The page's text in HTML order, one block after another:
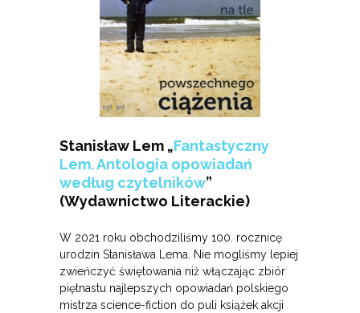
Stanisław Lem „Fantastyczny
Lem. Antologia opowiadań
według czytelników”
(Wydawnictwo Literackie)
W 2021 roku obchodziliśmy 100. rocznicę
urodzin Stanisława Lema. Nie mogliśmy lepiej
zwieńczyć świętowania niż włączając zbiór
piętnastu najlepszych opowiadań polskiego
mistrza science-fiction do puli książek akcji